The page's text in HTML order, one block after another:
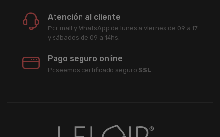
Atención al cliente
Por mail y WhatsApp de lunes a viernes de 09 a 17
y sábados de 09 a 14hs.
Pago seguro online
Poseemos certificado seguro SSL